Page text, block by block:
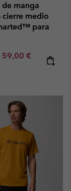
de manga
cierre medio
para
price:
Maximum sale
59,00 € Regular